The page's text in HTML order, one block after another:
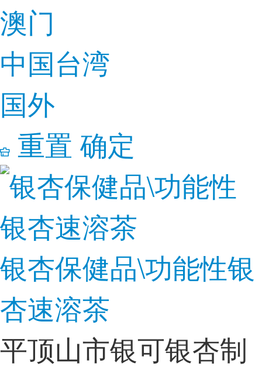
澳门
中国台湾
国外
重置 确定
银杏保健品\功能性银
杏速溶茶
平顶山市银可银杏制